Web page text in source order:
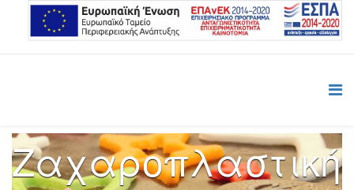
Ζαχαροπλαστική